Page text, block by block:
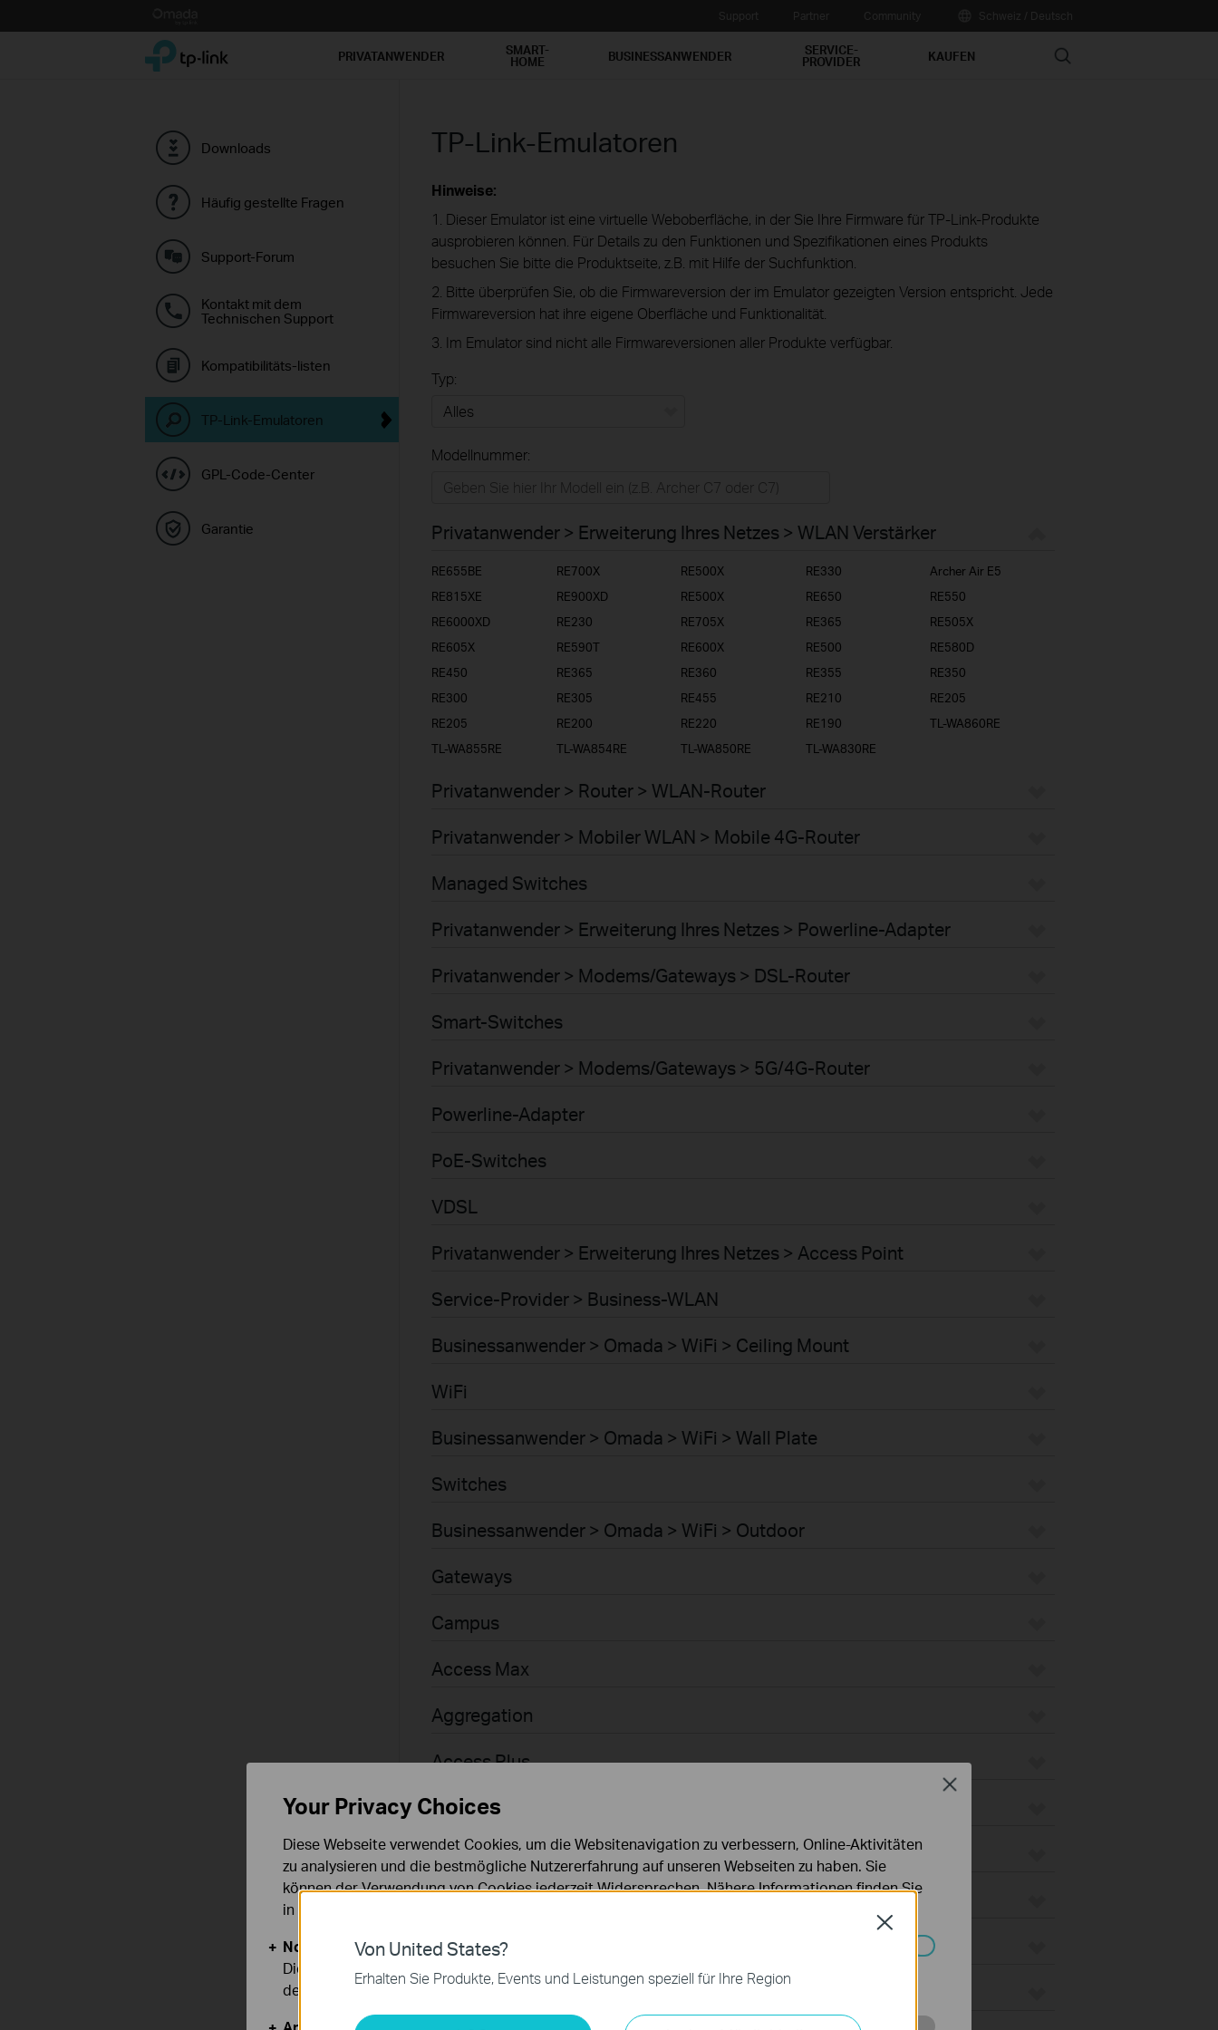
to
TP-Link, Reliably Smart PRIVATANWENDER SMART-
HOME BUSINESSANWENDER SERVICE-
PROVIDER KAUFEN Search
Downloads
Häufig gestellte Fragen
Support-Forum
Kontakt mit dem
Technischen Support
Kompatibilitäts-listen
TP-Link-Emulatoren
GPL-Code-Center
Garantie
TP-Link-Emulatoren
Hinweise:
1. Dieser Emulator ist eine virtuelle Weboberfläche, in der Sie Ihre Firmware für TP-Link-Produkte
ausprobieren können. Für Details zu den Funktionen und Spezifikationen eines Produkts
besuchen Sie bitte die Produktseite, z.B. mit Hilfe der Suchfunktion.
2. Bitte überprüfen Sie, ob die Firmwareversion der im Emulator gezeigten Version entspricht. Jede
Firmwareversion hat ihre eigene Oberfläche und Funktionalität.
3. Im Emulator sind nicht alle Firmwareversionen aller Produkte verfügbar.
Typ:
Businessanwender
Service-Provider
Modellnummer:
Privatanwender > Erweiterung Ihres Netzes > WLAN Verstärker
RE655BE RE700X RE500X RE330
Archer Air E5
RE815XE
RE900XD RE500X RE650
RE550
RE6000XD
RE230 RE705X RE365
RE505X
RE605X
RE590T RE600X RE500
RE580D
RE450
RE365 RE360 RE355
RE350
RE300
RE305 RE455 RE210
RE205
RE205
RE200 RE220 RE190
TL-WA860RE
TL-WA855RE
TL-WA854RE TL-WA850RE TL-WA830RE
Privatanwender > Router > WLAN-Router
Privatanwender > Mobiler WLAN > Mobile 4G-Router
Managed Switches
Privatanwender > Erweiterung Ihres Netzes > Powerline-Adapter
Privatanwender > Modems/Gateways > DSL-Router
Smart-Switches
Privatanwender > Modems/Gateways > 5G/4G-Router
Powerline-Adapter
PoE-Switches
VDSL
Privatanwender > Erweiterung Ihres Netzes > Access Point
Service-Provider > Business-WLAN
Businessanwender > Omada > WiFi > Ceiling Mount
WiFi
Businessanwender > Omada > WiFi > Wall Plate
Switches
Businessanwender > Omada > WiFi > Outdoor
Gateways
Campus
Access Max
Aggregation
Access Plus
Access
Access Pro
Businessanwender > Omada > WiFi > GPON
Agile
Businessanwender > Omada > Router > Wired Gateways
Von United States?
Erhalten Sie Produkte, Events und Leistungen speziell für Ihre Region
Close
Your Privacy Choices
Diese Webseite verwendet Cookies, um die Websitenavigation zu verbessern, Online-Aktivitäten
zu analysieren und die bestmögliche Nutzererfahrung auf unseren Webseiten zu haben. Sie
können der Verwendung von Cookies jederzeit Widersprechen. Nähere Informationen finden Sie
in unseren
Notwendige Cookies
Diese Cookies sind zur Funktion der Website erforderlich und können in Ihren Systemen nicht
deaktiviert werden.
Close